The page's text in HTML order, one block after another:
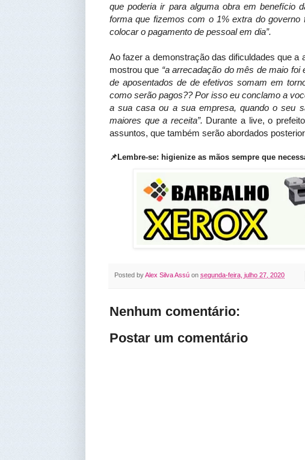
que poderia ir para alguma obra em benefício
forma que fizemos com o 1% extra do
colocar o pagamento de pessoal em dia”.
Ao fazer a demonstração das dificuldades que
mostrou que “a arrecadação do mês de maio
de aposentados de de efetivos somam em
como serão pagos?? Por isso eu conclamo a
a sua casa ou a sua empresa, quando o seu
maiores que a receita”. Durante a live, o
assuntos, que também serão abordados
📌Lembre-se: higienize as mãos sempre que
Posted byAlex Silva Assú on segunda-feira, julho 27, 2020
Nenhum comentário:
Postar um comentário